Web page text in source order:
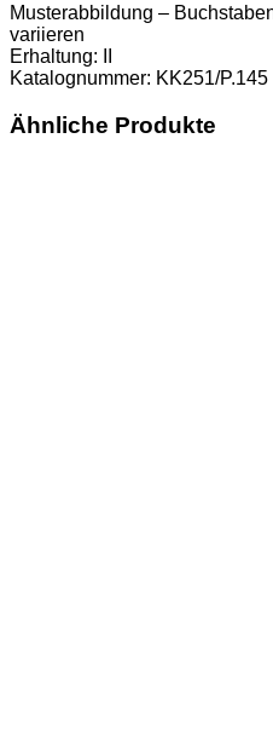
Musterabbildung –
variieren
Erhaltung: II
Katalognummer: KK251/P.145
Ähnliche Produkte